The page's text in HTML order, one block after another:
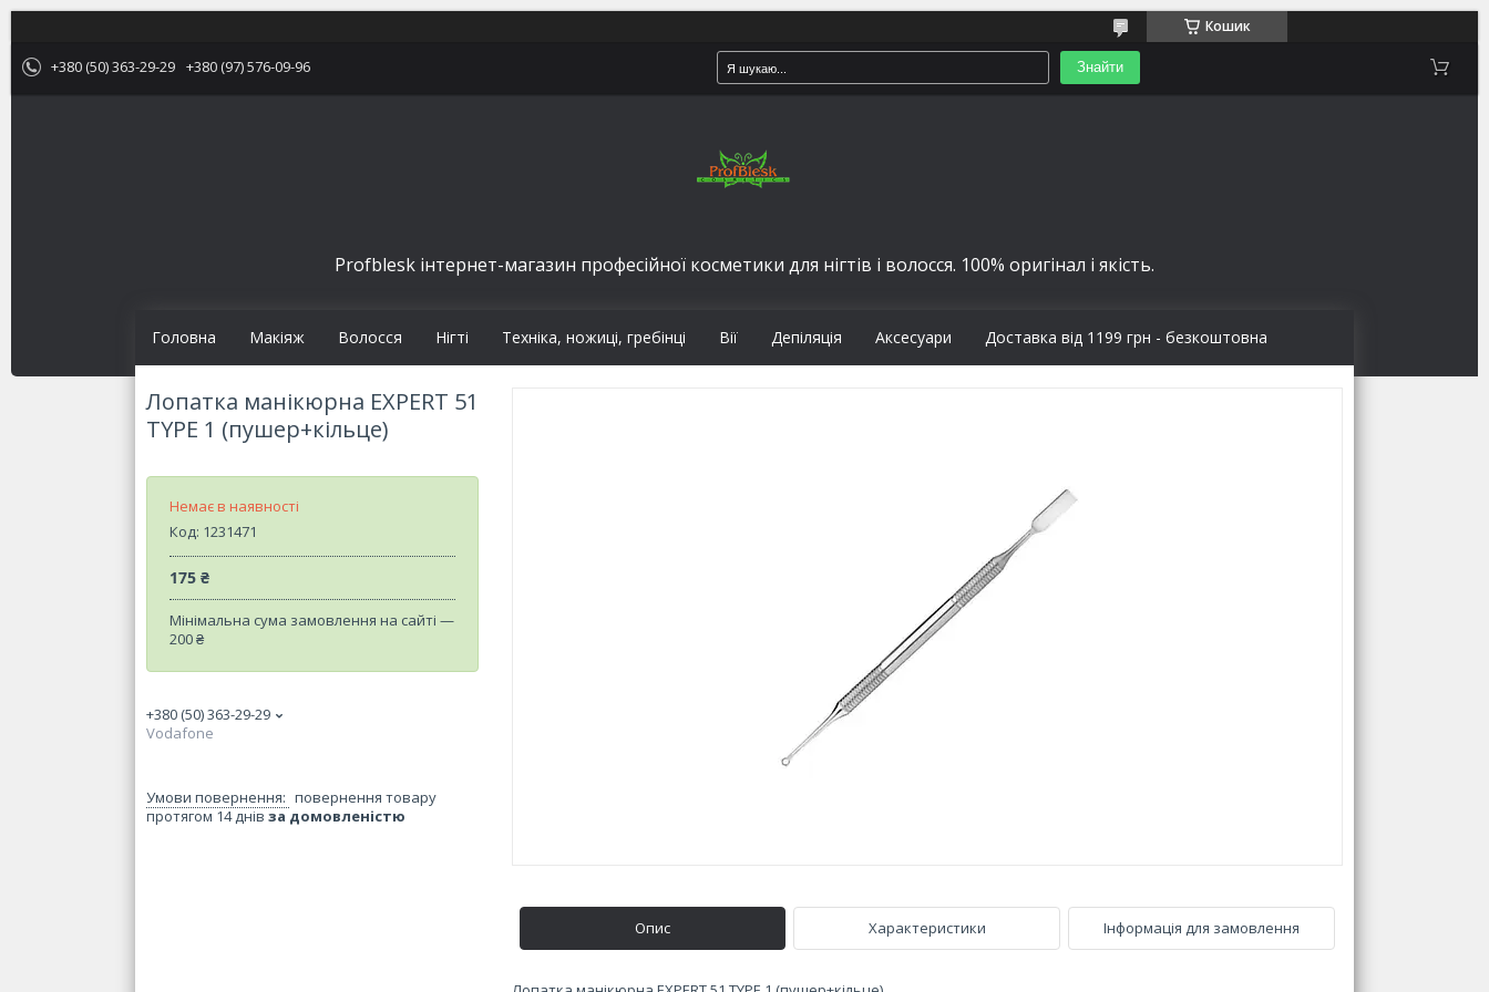
Кошик
+380 (50) 363-29-29 +380 (97) 576-09-96 Знайти
Profblesk інтернет-магазин професійної косметики для нігтів і волосся. 100% оригінал і якість.
Головна Макіяж Волосся Нігті Техніка, ножиці, гребінці Вії Депіляція Аксесуари Доставка від 1199 грн - безкоштовна
Лопатка манікюрна EXPERT 51
TYPE 1 (пушер+кільце)
Немає в наявності
Код: 1231471
175 ₴
Мінімальна сума замовлення на сайті —
200 ₴
+380 (50) 363-29-29
Vodafone
повернення товару
протягом 14 днів за домовленістю
Опис Характеристики Інформація для замовлення